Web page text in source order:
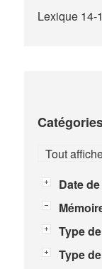
Lexique 14-
Tout
Date
Type
Type